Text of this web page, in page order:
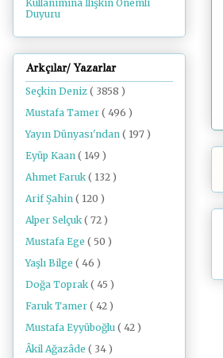
Kullanımına İlişkin Önemli
Duyuru
Arkçılar/ Yazarlar
Seçkin Deniz ( 3858 )
Mustafa Tamer ( 496 )
Yayın Dünyası'ndan ( 197 )
Eyüp Kaan ( 149 )
Ahmet Faruk ( 132 )
Arif Şahin ( 120 )
Alper Selçuk ( 72 )
Mustafa Ege ( 50 )
Yaşlı Bilge ( 46 )
Doğa Toprak ( 45 )
Faruk Tamer ( 42 )
Mustafa Eyyüboğlu ( 42 )
Âkil Ağazâde ( 34 )